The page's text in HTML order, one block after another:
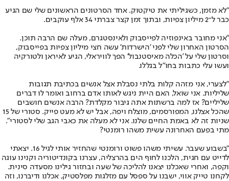
"לא מזמן, כשגיליתי את טיקטוק. אחד הסרטונים הראשונים שלי שם הגיע
כבר ל־2 מיליון צפיות, ובתוך זמן קצר צברתי 34 אלף עוקבים.
"אני מחובר באינפוזיה לפייסבוק ולאינסטגרם, מעלה שם הרבה תוכן.
הסרטון האחרון שלי לפני 'הישרדות' עשה חצי מיליון צפיות בפייסבוק,
וסרטון שלי על 'הכלה מאיסטנבול' הפך לוויראלי, הגיע לאיראן ולטורקיה
ועשו עלי כתבות בחו"ל בגללו.
"לצערי, אני מזהה קלות בלתי נסבלת אצל אנשים בכתיבת תגובות
שליליות. אני שואל, האם היית ניגש לאותו אדם ברחוב ואומר לו דברים
שליליים? אז למה ברשתות אתה גיבור מקלדת? הרבה אנשים חושבים
שהכל אצלנו, המפורסמים, מוצלח ויפה, אבל יש לא מעט פייק. סטורי של 15
שניות זה לא באמת החיים שלנו. אני לא מעלה את כאבי הגב שלי לסטורי".
מתי בפעם האחרונה עשית משהו רומנטי?
"בשבוע שעבר. עשיתי משהו פשוט ורומנטי שהחזיר אותי לגיל 16. יצאתי
לדייט עם חגית, הלכנו לחוף הים בהרצליה, עצרנו בקונדיטוריה וקנינו עוגה
וקפה, ואחרי שאכלנו יצאנו להליכה של שעה ובחזור גילינו מסעדה סינית.
לקחנו טייק אווי, ישבנו על ספסל עם מזלגות מפלסטיק, אכלנו ודיברנו, וזה